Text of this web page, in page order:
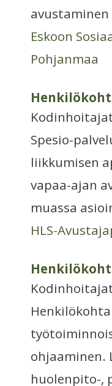
avustaminen
Eskoon
Pohjanmaa
Spesio-
liikkumisen
vapaa-ajan
muassa
HLS-
ohjaaminen.
huolenpito-,